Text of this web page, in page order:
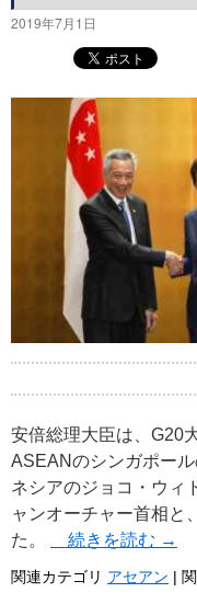
2019年7月1日
安倍総理大臣は、G20
ASEANのシンガポー
ネシアのジョコ・ウィ
ャンオーチャー首相と
た。
続きを読む →
関連カテゴリ アセアン |